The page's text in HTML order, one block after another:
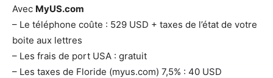
Avec MyUS.com
– Le téléphone coûte : 529 USD + taxes de l’état de votre
boite aux lettres
– Les frais de port USA : gratuit
– Les taxes de Floride (myus.com) 7,5% : 40 USD